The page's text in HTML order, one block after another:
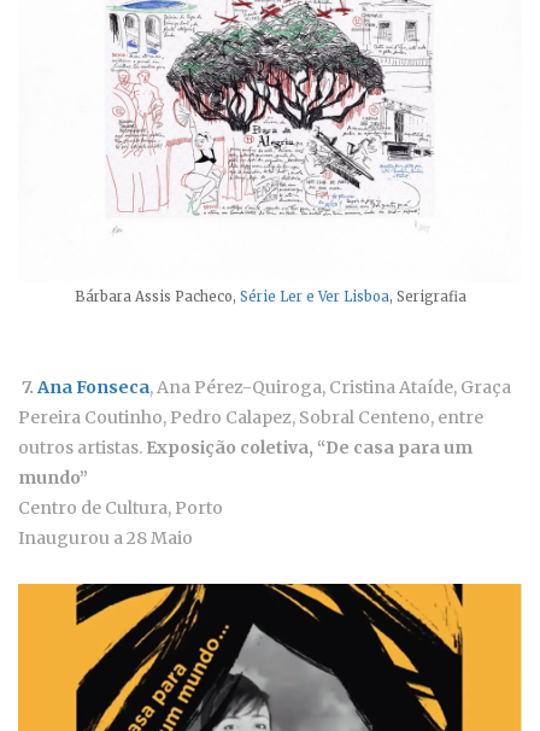
Bárbara Assis Pacheco, Série Ler e Ver Lisboa, Serigrafia
7. Ana Fonseca, Ana Pérez-Quiroga, Cristina Ataíde, Graça
Pereira Coutinho, Pedro Calapez, Sobral Centeno, entre
outros artistas. Exposição coletiva, “De casa para um
mundo”
Centro de Cultura, Porto
Inaugurou a 28 Maio